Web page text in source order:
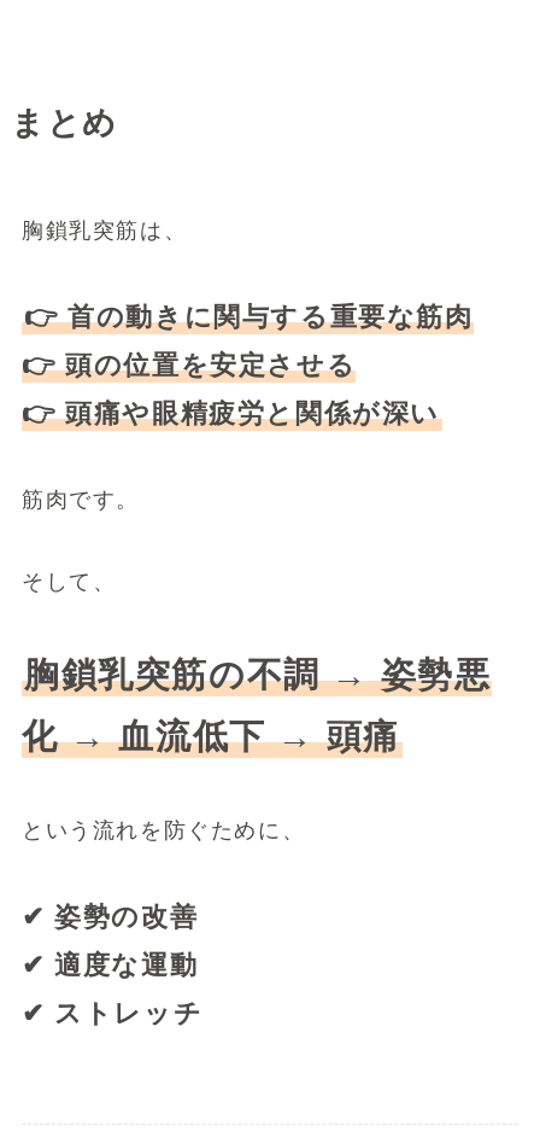
まとめ
胸鎖乳突筋は、
👉 首の動きに関与する重要な筋肉
👉 頭の位置を安定させる
👉 頭痛や眼精疲労と関係が深い
筋肉です。
そして、
胸鎖乳突筋の不調 → 姿勢悪
化 → 血流低下 → 頭痛
という流れを防ぐために、
✔ 姿勢の改善
✔ 適度な運動
✔ ストレッチ